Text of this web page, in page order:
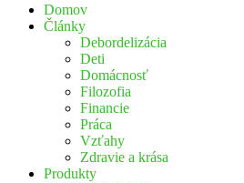
Domov
Články
Debordelizácia
Deti
Domácnosť
Filozofia
Financie
Práca
Vzťahy
Zdravie a krása
Produkty